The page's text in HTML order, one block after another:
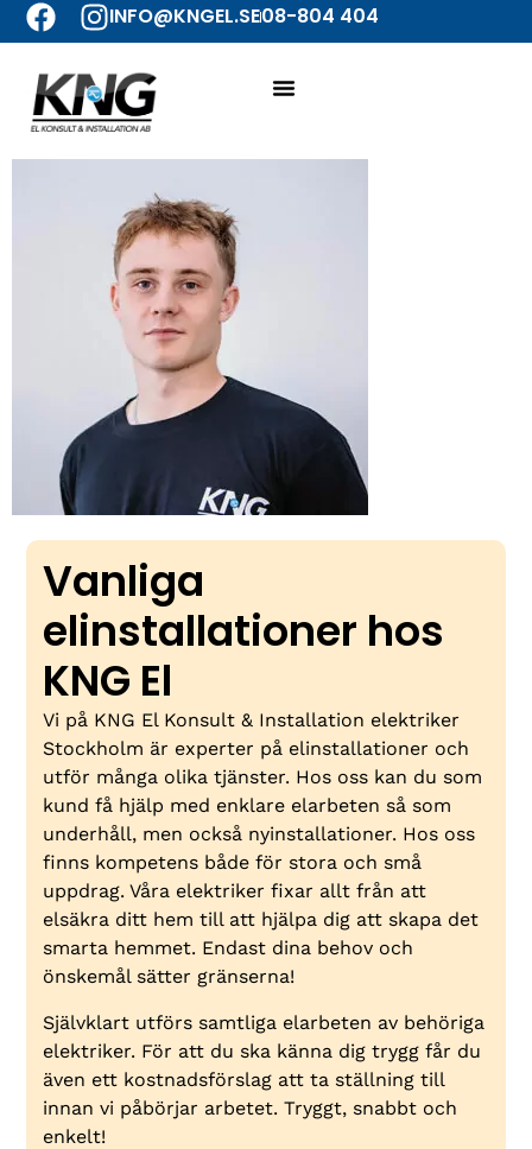
INFO@KNGEL.SE08-804 404
Vanliga
elinstallationer hos
KNG El
Vi på KNG El Konsult & Installation elektriker
Stockholm är experter på elinstallationer och
utför många olika tjänster. Hos oss kan du som
kund få hjälp med enklare elarbeten så som
underhåll, men också nyinstallationer. Hos oss
finns kompetens både för stora och små
uppdrag. Våra elektriker fixar allt från att
elsäkra ditt hem till att hjälpa dig att skapa det
smarta hemmet. Endast dina behov och
önskemål sätter gränserna!
Självklart utförs samtliga elarbeten av behöriga
elektriker. För att du ska känna dig trygg får du
även ett kostnadsförslag att ta ställning till
innan vi påbörjar arbetet. Tryggt, snabbt och
enkelt!